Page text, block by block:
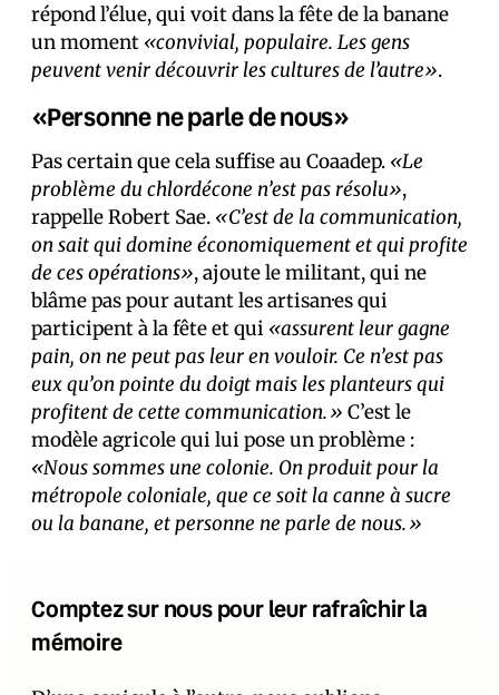
répond l’élue, qui voit dans la fête de la banane
un moment «convivial, populaire. Les gens
peuvent venir découvrir les cultures de l’autre».
«Personne ne parle de nous»
Pas certain que cela suffise au Coaadep. «Le
problème du chlordécone n’est pas résolu»,
rappelle Robert Sae. «C’est de la communication,
on sait qui domine économiquement et qui profite
de ces opérations», ajoute le militant, qui ne
blâme pas pour autant les artisan·es qui
participent à la fête et qui «assurent leur gagne
pain, on ne peut pas leur en vouloir. Ce n’est pas
eux qu’on pointe du doigt mais les planteurs qui
profitent de cette communication.» C’est le
modèle agricole qui lui pose un problème :
«Nous sommes une colonie. On produit pour la
métropole coloniale, que ce soit la canne à sucre
ou la banane, et personne ne parle de nous.»
Comptez sur nous pour leur rafraîchir la
mémoire